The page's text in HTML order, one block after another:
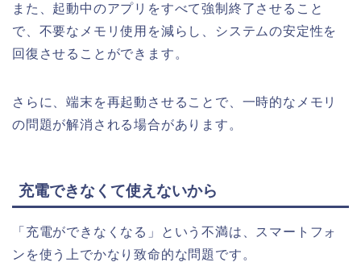
また、起動中のアプリをすべて強制終了させること
で、不要なメモリ使用を減らし、システムの安定性を
回復させることができます。
さらに、端末を再起動させることで、一時的なメモリ
の問題が解消される場合があります。
充電できなくて使えないから
「充電ができなくなる」という不満は、スマートフォ
ンを使う上でかなり致命的な問題です。